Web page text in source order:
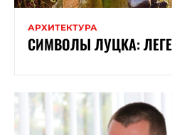
АРХИТЕКТУРА
СИМВОЛЫ ЛУЦКА: